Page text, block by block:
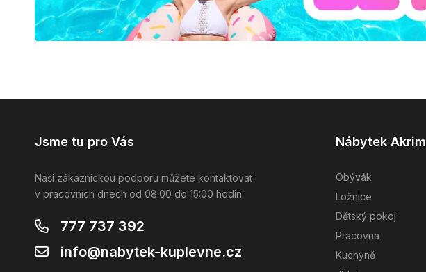
Jsme tu pro Vás
Naši zákaznickou podporu můžete kontaktovat
v pracovních dnech od 08:00 do 15:00 hodin.
777 737 392
info@nabytek-kuplevne.cz
Nábytek Akrim
Obývák
Ložnice
Dětský pokoj
Pracovna
Kuchyně